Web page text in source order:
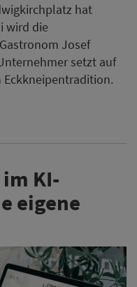
hat
wird die
Josef
setzt auf
KI-
eigene